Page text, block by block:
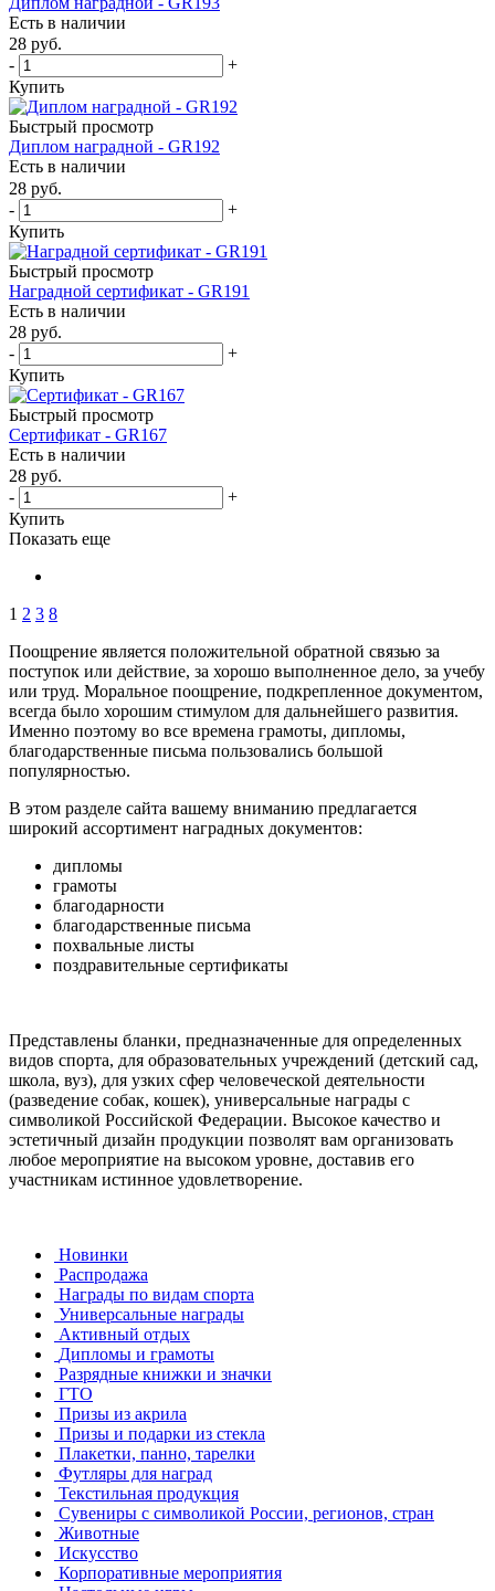
Есть в наличии
28 руб.
-
+
Купить
Быстрый просмотр
Диплом наградной - GR192
Есть в наличии
28 руб.
-
+
Купить
Быстрый просмотр
Наградной сертификат - GR191
Есть в наличии
28 руб.
-
+
Купить
Быстрый просмотр
Сертификат - GR167
Есть в наличии
28 руб.
-
+
Купить
Показать еще
1 2 3 8
Поощрение является положительной обратной связью за
поступок или действие, за хорошо выполненное дело, за учебу
или труд. Моральное поощрение, подкрепленное документом,
всегда было хорошим стимулом для дальнейшего развития.
Именно поэтому во все времена грамоты, дипломы,
благодарственные письма пользовались большой
популярностью.
В этом разделе сайта вашему вниманию предлагается
широкий ассортимент наградных документов:
дипломы
грамоты
благодарности
благодарственные письма
похвальные листы
поздравительные сертификаты
Представлены бланки, предназначенные для определенных
видов спорта, для образовательных учреждений (детский сад,
школа, вуз), для узких сфер человеческой деятельности
(разведение собак, кошек), универсальные награды с
символикой Российской Федерации. Высокое качество и
эстетичный дизайн продукции позволят вам организовать
любое мероприятие на высоком уровне, доставив его
участникам истинное удовлетворение.
Новинки
Распродажа
Награды по видам спорта
Универсальные награды
Активный отдых
Дипломы и грамоты
Разрядные книжки и значки
ГТО
Призы из акрила
Призы и подарки из стекла
Плакетки, панно, тарелки
Футляры для наград
Текстильная продукция
Сувениры с символикой России, регионов, стран
Животные
Искусство
Корпоративные мероприятия